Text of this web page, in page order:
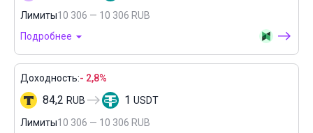
Лимиты10 306 — 10 306 RUB
Подробнее
Доходность:- 2,8%
84,2 RUB 1 USDT
Лимиты10 306 — 10 306 RUB